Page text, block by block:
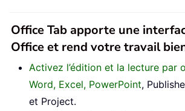
Office Tab apporte une
Office et rend votre travail
Activez l’édition et la lecture par
Word, Excel, PowerPoint,
et Project.